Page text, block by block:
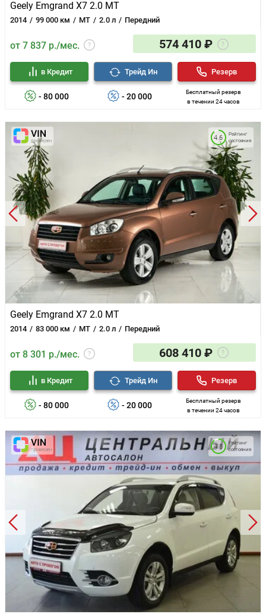
Geely Emgrand X7 2.0 MT
2014 99 000 км MT 2.0 л Передний
от 7 837 р./мес. 574 410 ₽
- 80 000
в Кредит
- 20 000
Трейд Ин
Бесплатный резерв
в течении 24 часов
Резерв
Geely Emgrand X7 2.0 MT
2014 83 000 км MT 2.0 л Передний
Рейтинг
состояния
4.6
от 8 301 р./мес. 608 410 ₽
- 80 000
в Кредит
- 20 000
Трейд Ин
Бесплатный резерв
в течении 24 часов
Резерв
Рейтинг
состояния
4.8